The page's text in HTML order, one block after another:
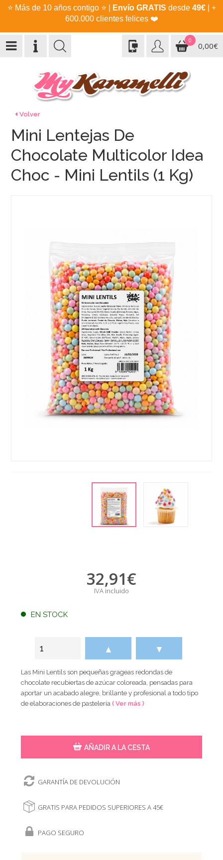
⭐ Más de 10 años contigo ⭐ Envío GRATIS desde 49€| +
600.000 clientes felices ❤️
0
0,00€
Volver
Mini Lentejas De
Chocolate Multicolor Idea
Choc - Mini Lentils (1 Kg)
32,91€
IVA incluido
EN STOCK
▲ ▼
Las Mini Lentils son pequeñas grageas redondas de
chocolate recubiertas de azúcar coloreada, pensadas para
aportar un acabado alegre, brillante y profesional a todo tipo
de elaboraciones de pastelería( Ver más )
AÑADIR A LA CESTA
GARANTÍA DE DEVOLUCIÓN
GRATIS PARA PEDIDOS SUPERIORES A 45€
PAGO SEGURO